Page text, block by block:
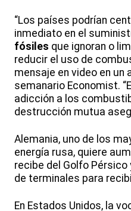
“Los países podrían
inmediato en el
fósiles que ignoran o
reducir el uso de
mensaje en video en un
semanario Economist.
adicción a los
destrucción mutua
Alemania, uno de los
energía rusa, quiere
recibe del Golfo
de terminales para
En Estados Unidos, la